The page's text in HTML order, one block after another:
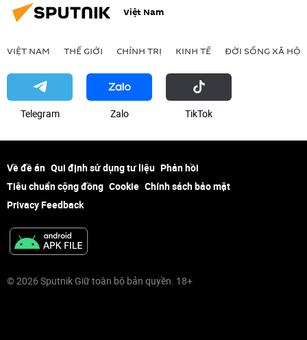
Việt Nam
VIỆT NAM THẾ GIỚI CHÍNH TRỊ KINH TẾ ĐỜI SỐNG XÃ HỘI
Telegram Zalo ТikТоk
Về đề án Qui định sử dụng tư liệu Phản hồi
Tiêu chuẩn cộng đồng Cookie Chính sách bảo mật
Privacy Feedback
© 2026 Sputnik Giữ toàn bộ bản quyền. 18+